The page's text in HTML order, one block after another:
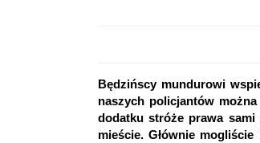
Będzińscy mundurowi
naszych policjantów
dodatku stróże prawa sami
mieście. Głównie